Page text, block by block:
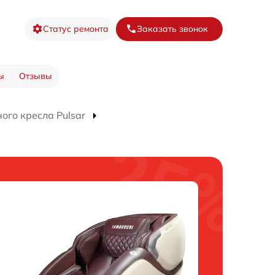
Статус ремонта Заказать звонок
Отзывы
кресла Pulsar